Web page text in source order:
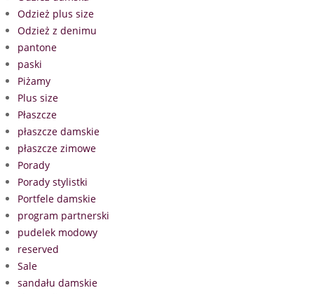
Odzież plus size
Odzież z denimu
pantone
paski
Piżamy
Plus size
Płaszcze
płaszcze damskie
płaszcze zimowe
Porady
Porady stylistki
Portfele damskie
program partnerski
pudelek modowy
reserved
Sale
sandału damskie